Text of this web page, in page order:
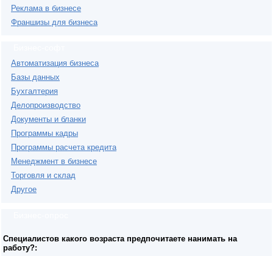
Реклама в бизнесе
Франшизы для бизнеса
Автоматизация бизнеса
Базы данных
Бухгалтерия
Делопроизводство
Документы и бланки
Программы кадры
Программы расчета кредита
Менеджмент в бизнесе
Торговля и склад
Другое
Специалистов какого возраста предпочитаете нанимать на
работу?: